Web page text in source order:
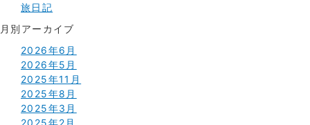
旅日記
月別アーカイブ
2026年6月
2026年5月
2025年11月
2025年8月
2025年3月
2025年2月